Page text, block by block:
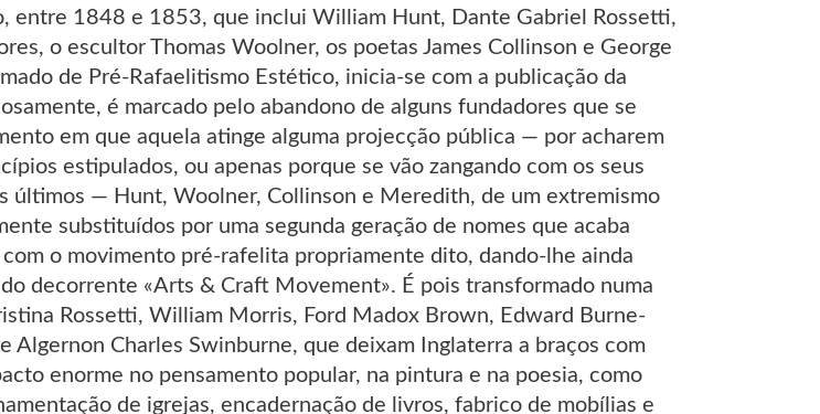
entre 1848 e 1853, que inclui William Hunt, Dante Gabriel Rossetti,
o escultor Thomas Woolner, os poetas James Collinson e George
de Pré-Rafaelitismo Estético, inicia-se com a publicação da
é marcado pelo abandono de alguns fundadores que se
em que aquela atinge alguma projecção pública — por acharem
estipulados, ou apenas porque se vão zangando com os seus
últimos — Hunt, Woolner, Collinson e Meredith, de um extremismo
substituídos por uma segunda geração de nomes que acaba
o movimento pré-rafelita propriamente dito, dando-lhe ainda
decorrente «Arts & Craft Movement». É pois transformado numa
Rossetti, William Morris, Ford Madox Brown, Edward Burne-
Algernon Charles Swinburne, que deixam Inglaterra a braços com
enorme no pensamento popular, na pintura e na poesia, como
de igrejas, encadernação de livros, fabrico de mobílias e